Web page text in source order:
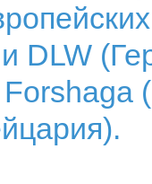
DLW